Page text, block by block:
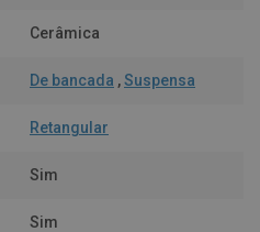
Cerâmica
De bancada ,Suspensa
Retangular
Sim
Sim